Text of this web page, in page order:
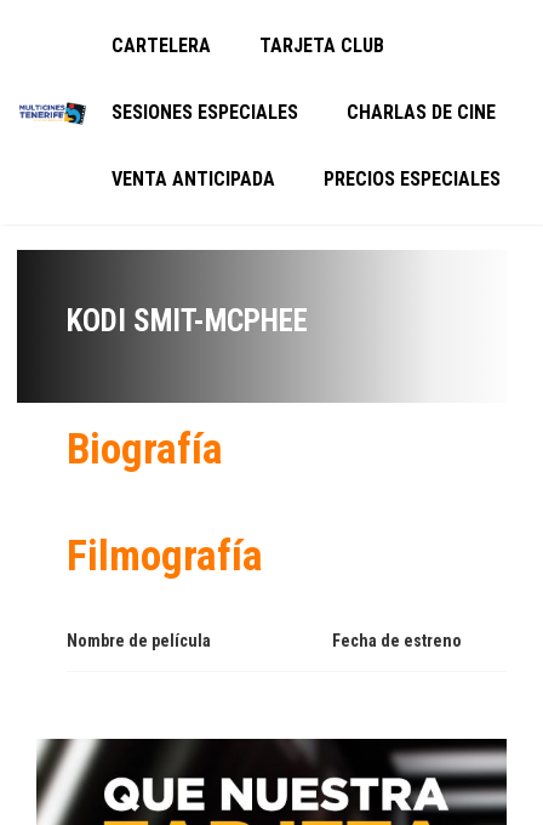
CARTELERA TARJETA CLUB
SESIONES ESPECIALES CHARLAS DE CINE
VENTA ANTICIPADA PRECIOS ESPECIALES
KODI SMIT-MCPHEE
Biografía
Filmografía
Nombre de película Fecha de estreno